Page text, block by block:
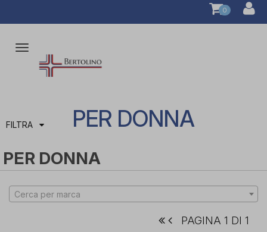
0
Attiva/disattiva
navigazione
FILTRA PER DONNA
PER DONNA
Cerca per marca
PAGINA 1 DI 1